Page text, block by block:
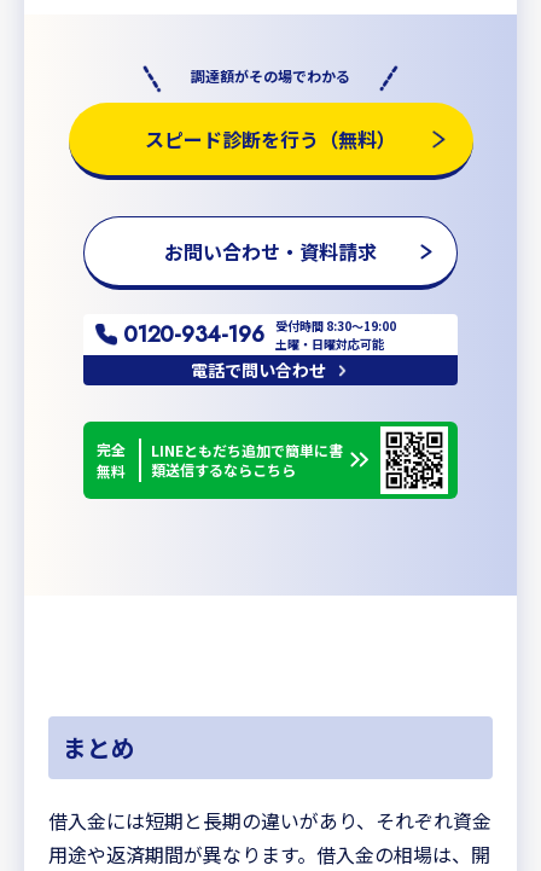
調達額がその場でわかる
スピード診断を行う（無料）
お問い合わせ・資料請求
0120-934-196
受付時間 8:30〜19:00
土曜・日曜対応可能
電話で問い合わせ
完全
無料
LINEともだち追加で簡単に書
類送信するならこちら
まとめ
借入金には短期と長期の違いがあり、それぞれ資金
用途や返済期間が異なります。借入金の相場は、開